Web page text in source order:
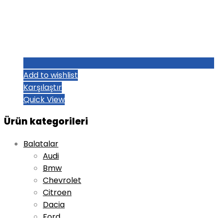
Add to wishlist
Karşılaştır
Quick View
Ürün kategorileri
Balatalar
Audi
Bmw
Chevrolet
Citroen
Dacia